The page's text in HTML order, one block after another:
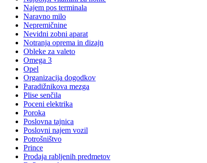
Najem pos terminala
Naravno milo
Nepremičnine
Nevidni zobni aparat
Notranja oprema in dizajn
Obleke za valeto
Omega 3
Opel
Organizacija dogodkov
Paradižnikova mezga
Plise senčila
Poceni elektrika
Poroka
Poslovna tajnica
Poslovni najem vozil
Potrošništvo
Prince
Prodaja rabljenih predmetov